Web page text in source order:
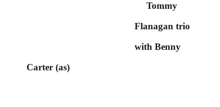
Tommy
Flanagan trio
with Benny
Carter (as)